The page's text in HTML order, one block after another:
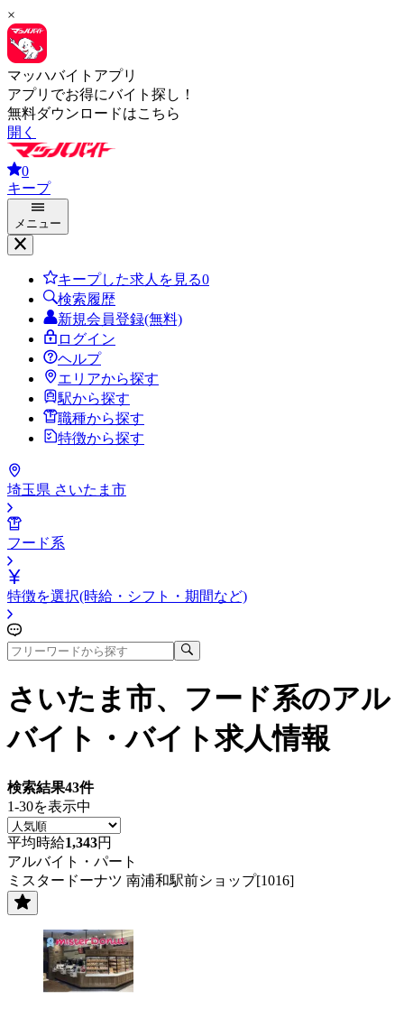
×
マッハバイトアプリ
アプリでお得にバイト探し！
無料ダウンロードはこちら
開く
0
キープ
メニュー
キープした求人を見る0
検索履歴
新規会員登録(無料)
ログイン
ヘルプ
エリアから探す
駅から探す
職種から探す
特徴から探す
埼玉県 さいたま市
フード系
特徴を選択(時給・シフト・期間など)
さいたま市、フード系のアル
バイト・バイト求人情報
検索結果43件
1-30を表示中
平均時給1,343円
アルバイト・パート
ミスタードーナツ 南浦和駅前ショップ[1016]